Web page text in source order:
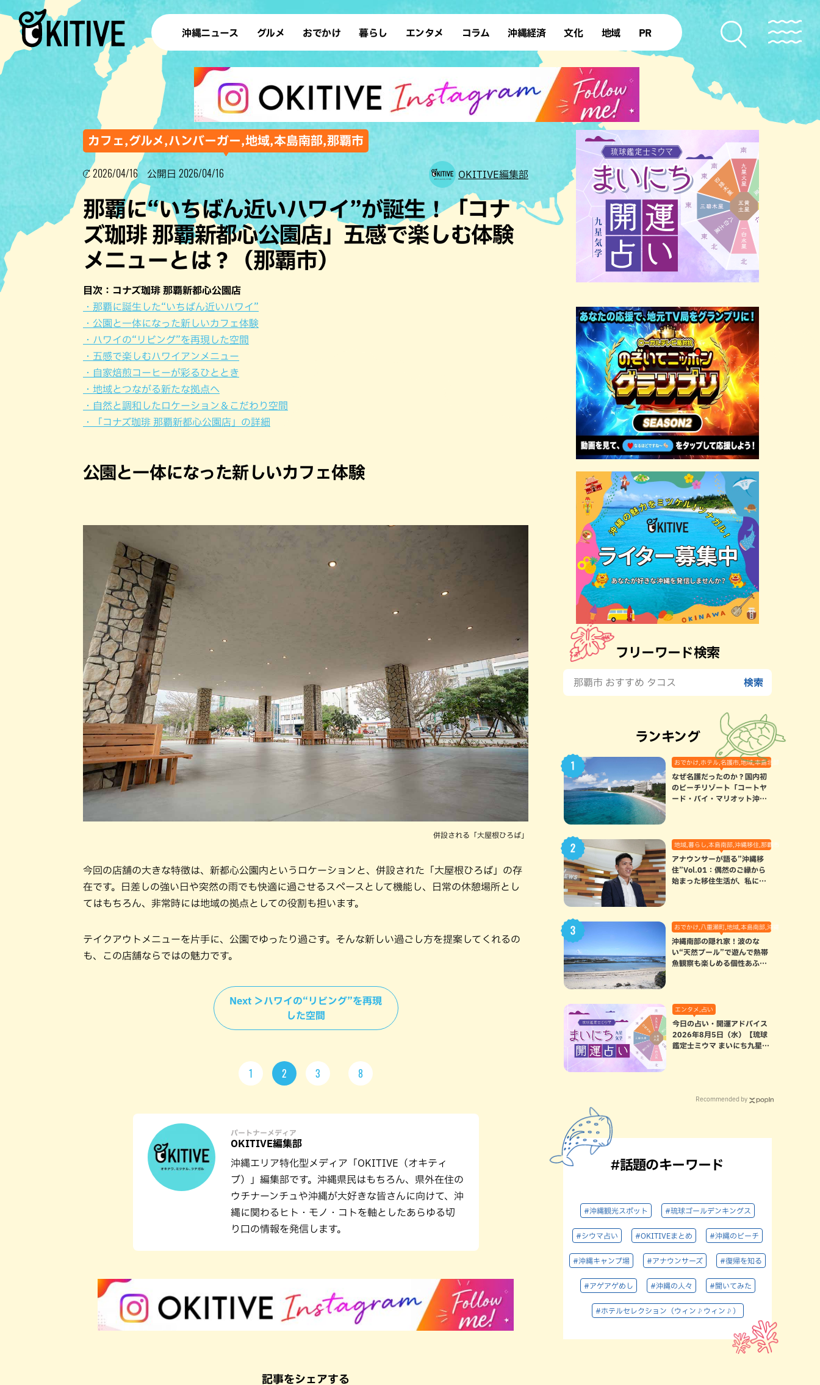
沖縄ニュース グルメ
ラーメン 沖縄そば
テイクアウト カフェ
すし・魚料理 和食・日本料理
沖縄料理 アジア・エスニック
フレンチ
ステーキ・焼肉 焼鳥・串料理
その他の肉料理 居酒屋・バー
ブッフェ・バイキング
おでかけ
デート ドライブ
散歩 ソロ活
歴史 体験
アート
ホテル
サウナ 公園
沖縄の海
暮らし
レシピ SDGs
ファッション ローカルニュース
沖縄移住 沖縄旧暦行事
エンタメ
スポーツ 占い
タレント・芸人 テレビ
コラム 沖縄経済 文化
復帰50年
地域
本島北部
本島南部 先島諸島
北部離島
PR
カフェ,グルメ,ハンバーガー,地域,本島南部,那覇市
2026/04/16 公開日 2026/04/16 OKITIVE編集部
那覇に“いちばん近いハワイ”が誕生！「コナ
ズ珈琲 那覇新都心公園店」五感で楽しむ体験
メニューとは？（那覇市）
目次：コナズ珈琲 那覇新都心公園店
・那覇に誕生した“いちばん近いハワイ”
・公園と一体になった新しいカフェ体験
・ハワイの“リビング”を再現した空間
・五感で楽しむハワイアンメニュー
・自家焙煎コーヒーが彩るひととき
・地域とつながる新たな拠点へ
・自然と調和したロケーション＆こだわり空間
・「コナズ珈琲 那覇新都心公園店」の詳細
公園と一体になった新しいカフェ体験
併設される「大屋根ひろば」
今回の店舗の大きな特徴は、新都心公園内というロケーションと、併設された「大屋根ひろば」の存
在です。日差しの強い日や突然の雨でも快適に過ごせるスペースとして機能し、日常の休憩場所とし
てはもちろん、非常時には地域の拠点としての役割も担います。
テイクアウトメニューを片手に、公園でゆったり過ごす。そんな新しい過ごし方を提案してくれるの
も、この店舗ならではの魅力です。
Next ＞ハワイの“リビング”を再現
した空間
1 2 3 8
パートナーメディア
OKITIVE編集部
沖縄エリア特化型メディア「OKITIVE（オキティ
ブ）」編集部です。沖縄県民はもちろん、県外在住の
ウチナーンチュや沖縄が大好きな皆さんに向けて、沖
縄に関わるヒト・モノ・コトを軸としたあらゆる切
り口の情報を発信します。
記事をシェアする
フリーワード検索
ランキング
おでかけ,ホテル,名護市,地域,本島北部
なぜ名護だったのか？国内初
のビーチリゾート「コートヤ
ード・バイ・マリオット沖縄
地域,暮らし,本島南部,沖縄移住,那覇市
アナウンサーが語る”沖縄移
住”Vol.01：偶然のご縁から
始まった移住生活が、私にと
おでかけ,八重瀬町,地域,本島南部,沖縄の海,自然
沖縄南部の隠れ家！波のな
い“天然プール”で遊んで熱帯
魚観察も楽しめる個性あふれ
エンタメ,占い
今日の占い・開運アドバイス
2026年8月5日（水）【琉球
鑑定士ミウマ まいにち九星気
Recommended by
#話題のキーワード
#沖縄観光スポット #琉球ゴールデンキングス
#シウマ占い #OKITIVEまとめ #沖縄のビーチ
#沖縄キャンプ場 #アナウンサーズ #復帰を知る
#アゲアゲめし #沖縄の人々 #聞いてみた
#ホテルセレクション（ウィン♪ウィン♪）